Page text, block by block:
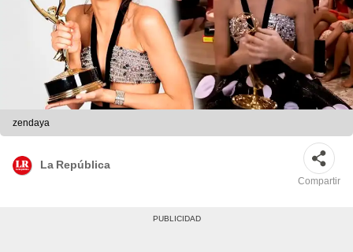
zendaya
La República
Compartir